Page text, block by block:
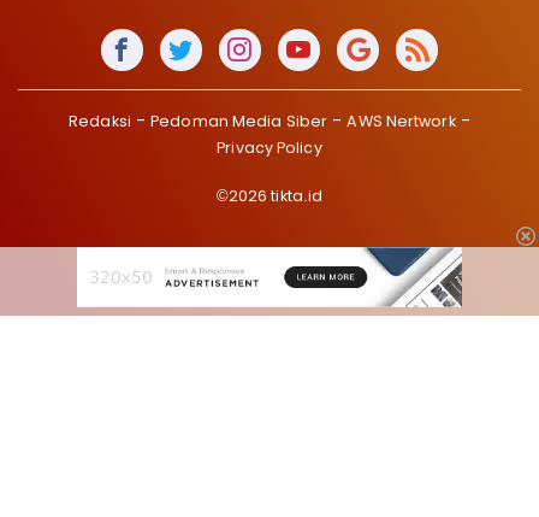
Redaksi Pedoman Media Siber
AWS Nertwork
Privacy Policy
©2026 tikta.id